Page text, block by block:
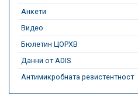
Анкети
Видео
Бюлетин ЦОРХВ
Данни от ADIS
Антимикробната резистентност